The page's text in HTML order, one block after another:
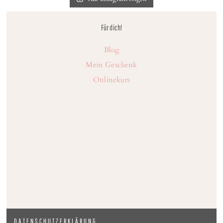
Für dich!
Blog
Mein Geschenk
Onlinekurs
DATENSCHUTZERKLÄRUNG